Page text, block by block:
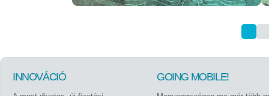
INNOVÁCIÓ GOING MOBILE!